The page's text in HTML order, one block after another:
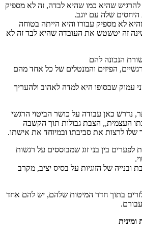
שהיא כמו שהיא לבדה, זה לא מספיק
שלה עם יוגב.
לא מספיק עבורו והיא הייתה בטוחה
זה יטשטש את העובדה שהיא לבד זה לא
הנכונה להם
הפיזים והמנטלים של כל אחד מהם
עמוק שבסופו היא למדה לאהוב ולהעריך
נדרש כאן עבודה על כושר הביטוי הרגשי
העצמית,, הצבת גבולות תוך הקשבה
שלו לרצות את סביבתו ובמיוחד את אישתו.
לפערים בין בני זוג שמבוססים על רגשות
של הזוגיות על בסיס יציב, מקרב
לזרים בתוך חדר המיטות שלהם, יש להם אחד
ומינית